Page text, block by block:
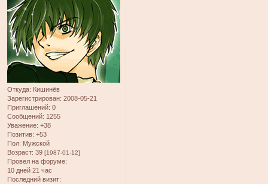
Откуда: Кишинёв
Зарегистрирован: 2008-05-21
Приглашений: 0
Сообщений: 1255
Уважение: +38
Позитив: +53
Пол: Мужской
Возраст: 39 [1987-01-12]
Провел на форуме:
10 дней 21 час
Последний визит: